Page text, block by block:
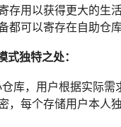
存用以获得更大的生
都可以寄存在自助仓库
独特之处：
库，用户根据实际
每个存储用户本人